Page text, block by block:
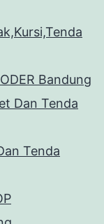
Bandung
Dan Tenda
Tenda